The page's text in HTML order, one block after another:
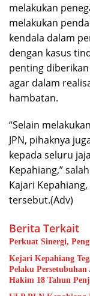
melakukan
melakukan
kendala dalam
dengan kasus
penting
agar dalam
hambatan.
“Selain
JPN, pihaknya
kepada seluru
Kepahiang,”
Kajari
tersebut.(Adv)
Berita Terkait
Perkuat Sinergi,
Kejari Kepahiang
Pelaku
Hakim 18 Tahun